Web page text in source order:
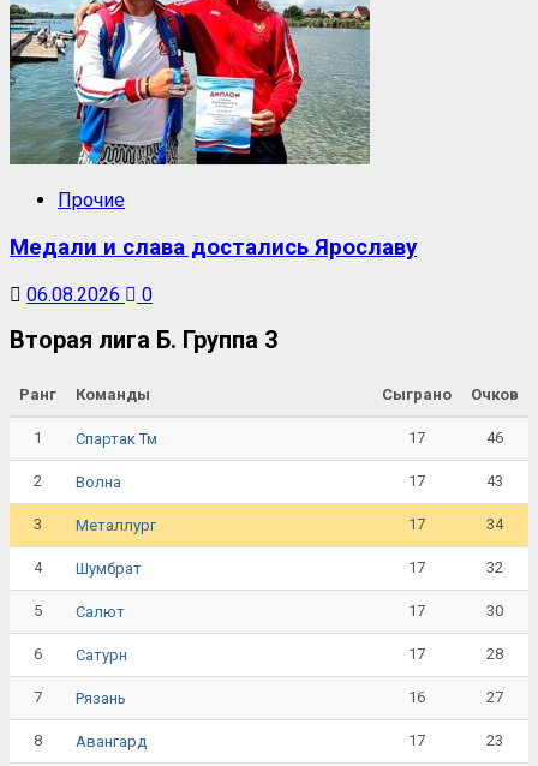
Прочие
Медали и слава достались Ярославу
06.08.2026 0
Вторая лига Б. Группа 3
Ранг Команды Сыграно Очков
1 Спартак Тм 17 46
2 Волна 17 43
3 Металлург 17 34
4 Шумбрат 17 32
5 Салют 17 30
6 Сатурн 17 28
7 Рязань 16 27
8 Авангард 17 23